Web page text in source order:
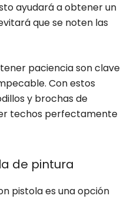
ayudará a obtener un
que se noten las
paciencia son clave
Con estos
y brochas de
techos perfectamente
de pintura
pistola es una opción